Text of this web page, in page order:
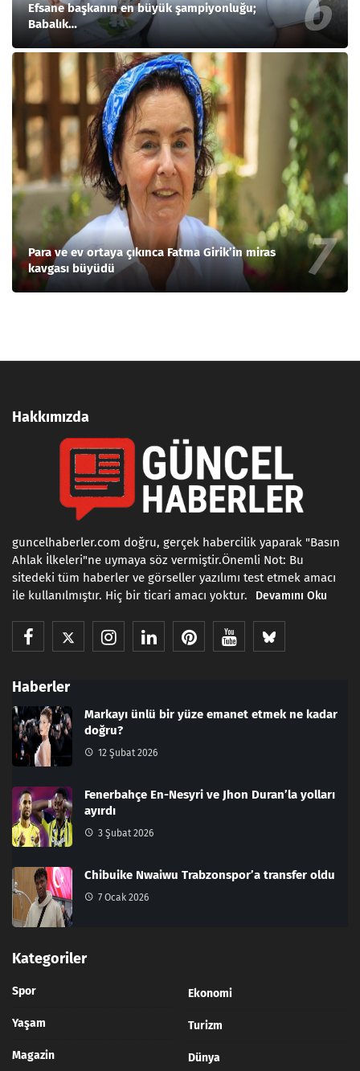
Efsane başkanın en büyük şampiyonluğu;
Babalık…
Para ve ev ortaya çıkınca Fatma Girik’in miras
kavgası büyüdü
Hakkımızda
guncelhaberler.com doğru, gerçek habercilik yaparak "Basın
Ahlak İlkeleri"ne uymaya söz vermiştir.Önemli Not: Bu
sitedeki tüm haberler ve görseller yazılımı test etmek amacı
ile kullanılmıştır. Hiç bir ticari amacı yoktur.
Devamını Oku
Haberler
Markayı ünlü bir yüze emanet etmek ne kadar
doğru?
12 Şubat 2026
Fenerbahçe En-Nesyri ve Jhon Duran’la yolları
ayırdı
3 Şubat 2026
Chibuike Nwaiwu Trabzonspor’a transfer oldu
7 Ocak 2026
Kategoriler
Spor
Yaşam
Magazin
Ekonomi
Turizm
Dünya